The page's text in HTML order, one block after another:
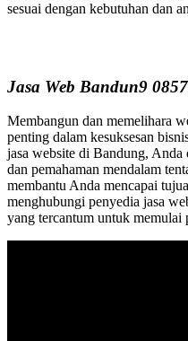
sesuai dengan kebutuhan dan
Jasa Web Bandun9
Membangun dan memelihara
penting dalam kesuksesan
jasa website di Bandung, Anda
dan pemahaman mendalam
membantu Anda mencapai
menghubungi penyedia jasa
yang tercantum untuk memulai